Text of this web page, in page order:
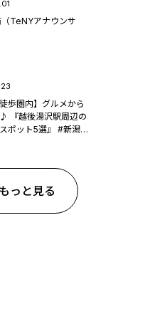
TeNYアナウンサ
徒歩圏内】グルメから
『越後湯沢駅周辺の
ポット5選』 #新潟観
っと見る